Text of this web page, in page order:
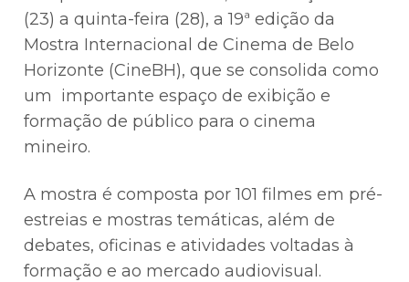
(23) a quinta-feira (28), a 19ª edição da
Mostra Internacional de Cinema de Belo
Horizonte (CineBH), que se consolida como
um importante espaço de exibição e
formação de público para o cinema
mineiro.
A mostra é composta por 101 filmes em pré-
estreias e mostras temáticas, além de
debates, oficinas e atividades voltadas à
formação e ao mercado audiovisual.